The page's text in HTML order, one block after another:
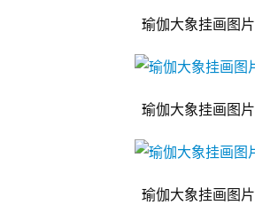
瑜伽大象挂画图片
瑜伽大象挂画图片
瑜伽大象挂画图片